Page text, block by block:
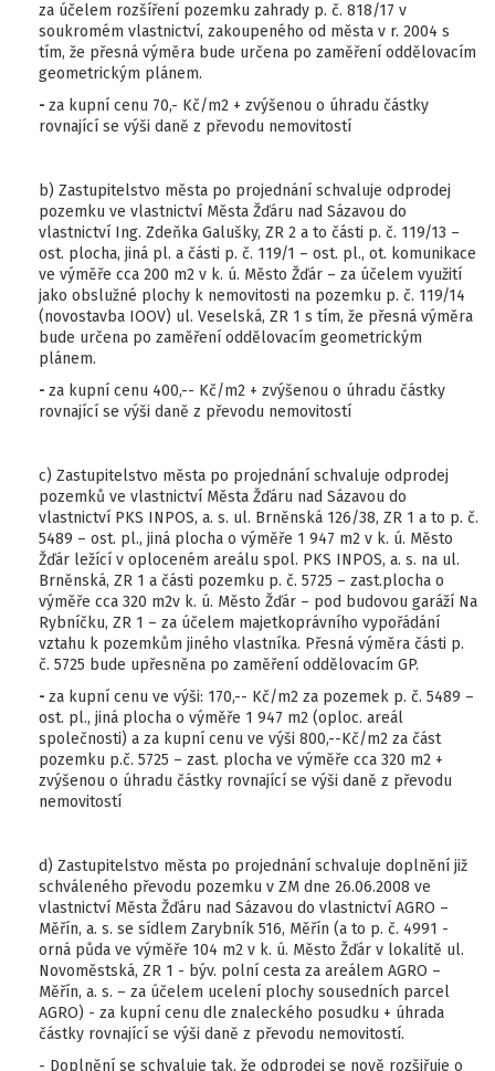
za účelem rozšíření pozemku zahrady p. č. 818/17 v
soukromém vlastnictví, zakoupeného od města v r. 2004 s
tím, že přesná výměra bude určena po zaměření oddělovacím
geometrickým plánem.
- za kupní cenu 70,- Kč/m2 + zvýšenou o úhradu částky
rovnající se výši daně z převodu nemovitostí
b) Zastupitelstvo města po projednání schvaluje odprodej
pozemku ve vlastnictví Města Žďáru nad Sázavou do
vlastnictví Ing. Zdeňka Galušky, ZR 2 a to části p. č. 119/13 –
ost. plocha, jiná pl. a části p. č. 119/1 – ost. pl., ot. komunikace
ve výměře cca 200 m2 v k. ú. Město Žďár – za účelem využití
jako obslužné plochy k nemovitosti na pozemku p. č. 119/14
(novostavba IOOV) ul. Veselská, ZR 1 s tím, že přesná výměra
bude určena po zaměření oddělovacím geometrickým
plánem.
- za kupní cenu 400,-- Kč/m2 + zvýšenou o úhradu částky
rovnající se výši daně z převodu nemovitostí
c) Zastupitelstvo města po projednání schvaluje odprodej
pozemků ve vlastnictví Města Žďáru nad Sázavou do
vlastnictví PKS INPOS, a. s. ul. Brněnská 126/38, ZR 1 a to p. č.
5489 – ost. pl., jiná plocha o výměře 1 947 m2 v k. ú. Město
Žďár ležící v oploceném areálu spol. PKS INPOS, a. s. na ul.
Brněnská, ZR 1 a části pozemku p. č. 5725 – zast.plocha o
výměře cca 320 m2v k. ú. Město Žďár – pod budovou garáží Na
Rybníčku, ZR 1 – za účelem majetkoprávního vypořádání
vztahu k pozemkům jiného vlastníka. Přesná výměra části p.
č. 5725 bude upřesněna po zaměření oddělovacím GP.
- za kupní cenu ve výši: 170,-- Kč/m2 za pozemek p. č. 5489 –
ost. pl., jiná plocha o výměře 1 947 m2 (oploc. areál
společnosti) a za kupní cenu ve výši 800,--Kč/m2 za část
pozemku p.č. 5725 – zast. plocha ve výměře cca 320 m2 +
zvýšenou o úhradu částky rovnající se výši daně z převodu
nemovitostí
d) Zastupitelstvo města po projednání schvaluje doplnění již
schváleného převodu pozemku v ZM dne 26.06.2008 ve
vlastnictví Města Žďáru nad Sázavou do vlastnictví AGRO –
Měřín, a. s. se sídlem Zarybník 516, Měřín (a to p. č. 4991 -
orná půda ve výměře 104 m2 v k. ú. Město Žďár v lokalitě ul.
Novoměstská, ZR 1 - býv. polní cesta za areálem AGRO –
Měřín, a. s. – za účelem ucelení plochy sousedních parcel
AGRO) - za kupní cenu dle znaleckého posudku + úhrada
částky rovnající se výši daně z převodu nemovitostí.
- Doplnění se schvaluje tak, že odprodej se nově rozšiřuje o